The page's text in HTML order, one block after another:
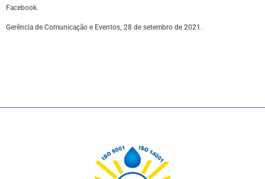
Facebook.
Gerência de Comunicação e Eventos, 28 de setembro de 2021.